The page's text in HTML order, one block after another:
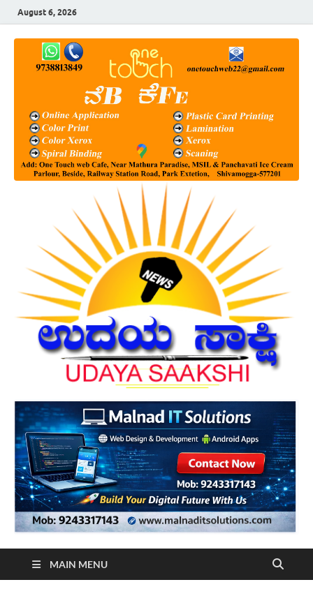
August 6, 2026
MAIN MENU